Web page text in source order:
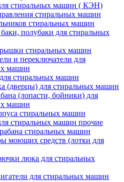
стиральных машин ( КЭН)
стиральных машин
стиральных машин
полубаки для стиральных
стиральных машин
и переключатели для
машин
стиральных машин
(дверцы) для стиральных машин
(лопасти, бойники) для
машин
стиральных машин
стиральных машин прочие
стиральных машин
моющих средств (лотки для
люка для стиральных
для стиральных машин